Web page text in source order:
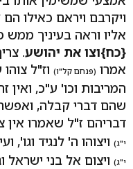
ויקרבם ויראם כאילו
אליו וראה בעיניך
{כח}וצו את יהושע.
אמרו (פנחם קל"ו) וז"ל
המריבות וכו' ע"כ,
שהם דברי קבלה,
דבריהם ז"ל שאמרו אין
י"ג) ויצוהו ה' לנגיד
י"ג) ויצום אל בני